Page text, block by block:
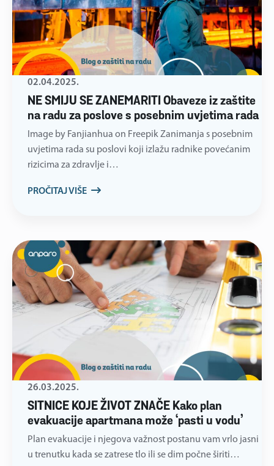
NE SMIJU SE ZANEMARITI Obaveze iz zaštite
na radu za poslove s posebnim uvjetima rada
02.04.2025.
Image by Fanjianhua on Freepik Zanimanja s posebnim
uvjetima rada su poslovi koji izlažu radnike povećanim
rizicima za zdravlje i…
PROČITAJ VIŠE
SITNICE KOJE ŽIVOT ZNAČE Kako plan
evakuacije apartmana može ‘pasti u vodu’
26.03.2025.
Plan evakuacije i njegova važnost postanu vam vrlo jasni
u trenutku kada se zatrese tlo ili se dim počne širiti…